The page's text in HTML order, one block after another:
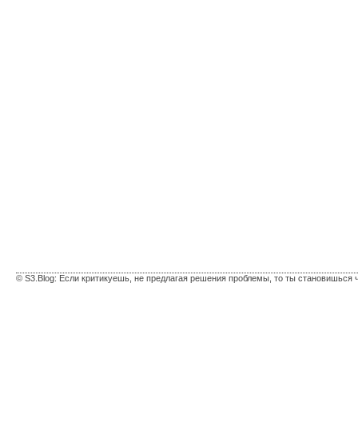
© S3.Blog: Если критикуешь, не предлагая решения проблемы, то ты становишься